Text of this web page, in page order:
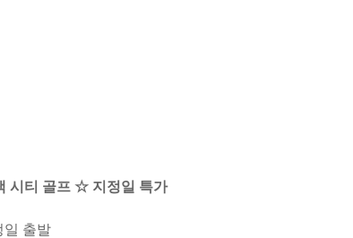
시티 골프 ☆ 지정일 특가
일 출발